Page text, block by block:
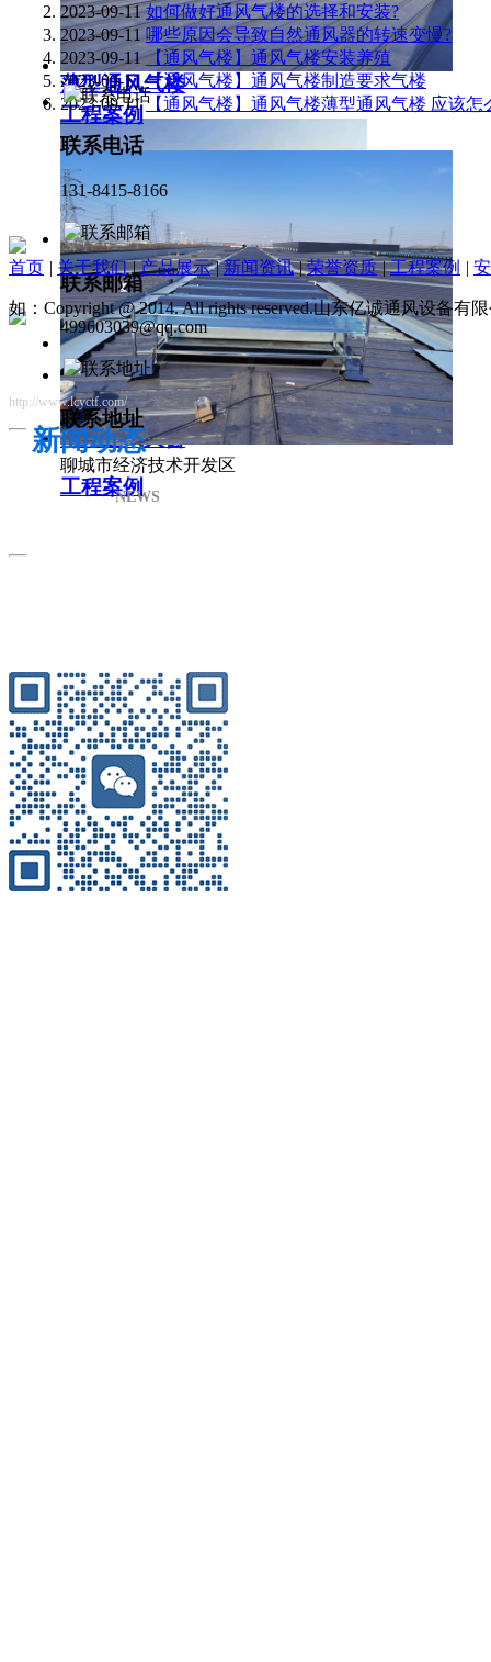
薄型通风气楼
薄型通风天窗
工程案例
工程案例
2023-09-11 如何做好通风气楼的选择和安装?
2023-09-11 哪些原因会导致自然通风器的转速变慢?
2023-09-11 【通风气楼】通风气楼安装养殖
2023-09-11 【通风气楼】通风气楼制造要求气楼
2023-09-11 【通风气楼】通风气楼薄型通风气楼 应该怎
新闻动态
NEWS
联系电话
131-8415-8166
联系邮箱
499603039@qq.com
联系地址
聊城市经济技术开发区
http://www.lcyctf.com/
首页 | 关于我们 | 产品展示 | 新闻资讯 | 荣誉资质 | 工程案例 |
如：Copyright @ 2014. All rights reserved.山东亿诚通风设备有